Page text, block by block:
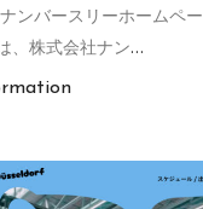
ンバースリーホームペ
、株式会社ナン…